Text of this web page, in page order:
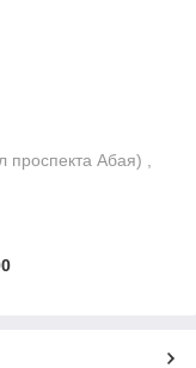
проспекта Абая) ,